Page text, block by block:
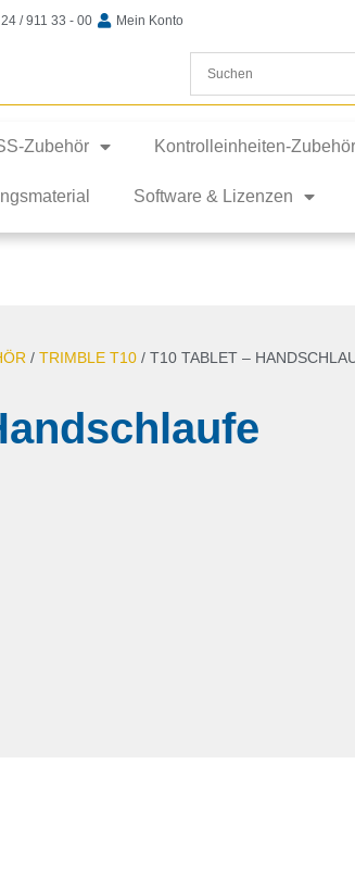
/ 911 33 - 00 Mein Konto
Zubehör Kontrolleinheiten-Zubehör
Software & Lizenzen
/ TRIMBLE T10/ T10 TABLET –